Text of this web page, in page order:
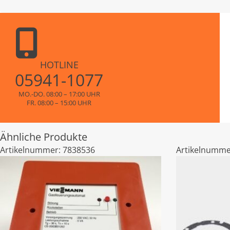
HOTLINE
05941-1077
MO.-DO. 08:00 – 17:00 UHR
FR. 08:00 – 15:00 UHR
Ähnliche Produkte
Artikelnummer: 7838536